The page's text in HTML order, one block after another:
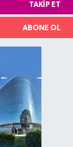
TAKIP ET
ABONE OL